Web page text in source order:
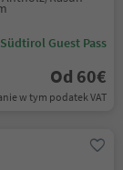
Südtirol Guest Pass
Od 60€
w tym podatek VAT